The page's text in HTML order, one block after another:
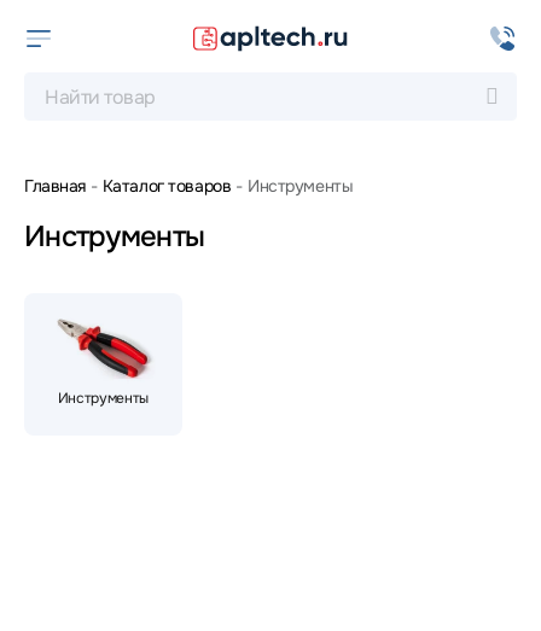
Главная Каталог товаров Инструменты
Инструменты
Инструменты